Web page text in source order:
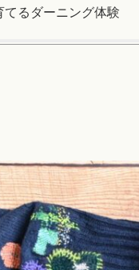
てるダーニング体験